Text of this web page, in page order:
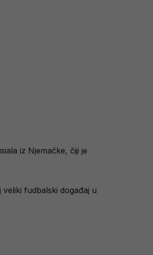
iz Njemačke, čiji je
fudbalski događaj u